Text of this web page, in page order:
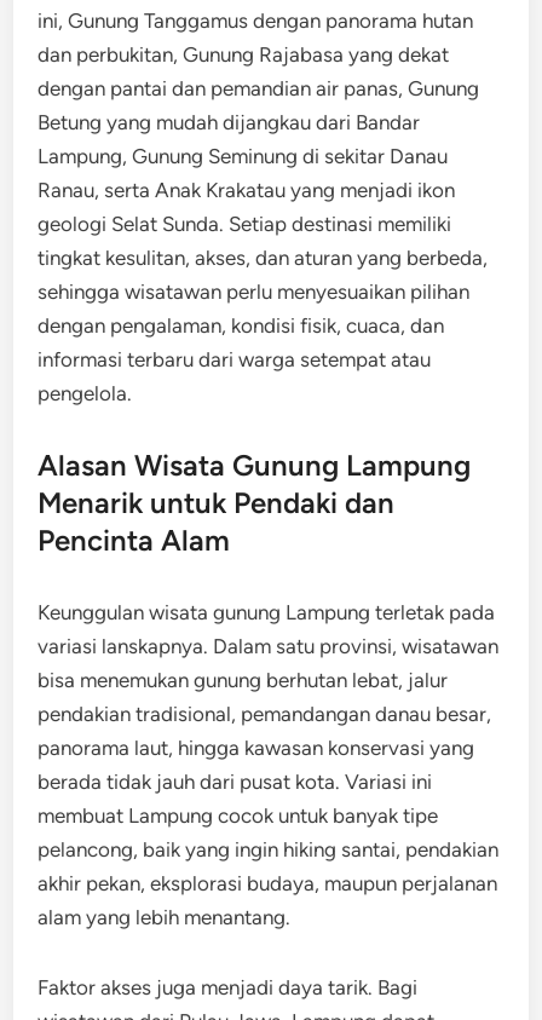
ini, Gunung Tanggamus dengan panorama hutan
dan perbukitan, Gunung Rajabasa yang dekat
dengan pantai dan pemandian air panas, Gunung
Betung yang mudah dijangkau dari Bandar
Lampung, Gunung Seminung di sekitar Danau
Ranau, serta Anak Krakatau yang menjadi ikon
geologi Selat Sunda. Setiap destinasi memiliki
tingkat kesulitan, akses, dan aturan yang berbeda,
sehingga wisatawan perlu menyesuaikan pilihan
dengan pengalaman, kondisi fisik, cuaca, dan
informasi terbaru dari warga setempat atau
pengelola.
Alasan Wisata Gunung Lampung
Menarik untuk Pendaki dan
Pencinta Alam
Keunggulan wisata gunung Lampung terletak pada
variasi lanskapnya. Dalam satu provinsi, wisatawan
bisa menemukan gunung berhutan lebat, jalur
pendakian tradisional, pemandangan danau besar,
panorama laut, hingga kawasan konservasi yang
berada tidak jauh dari pusat kota. Variasi ini
membuat Lampung cocok untuk banyak tipe
pelancong, baik yang ingin hiking santai, pendakian
akhir pekan, eksplorasi budaya, maupun perjalanan
alam yang lebih menantang.
Faktor akses juga menjadi daya tarik. Bagi